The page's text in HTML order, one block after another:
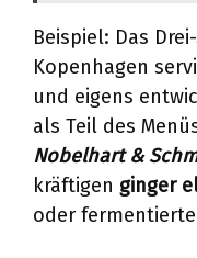
Beispiel: Das
Kopenhagen
und eigens
als Teil des
Nobelhart &
kräftigen ginger
oder